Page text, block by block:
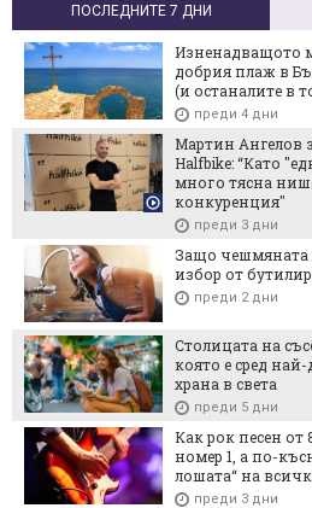
ПОСЛЕДНИТЕ 7 ДНИ
Изненадващото
добрия плаж в
(и останалите в
преди 4 дни
Мартин Ангелов
Halfbike: “Като
много тясна
конкуренция"
преди 3 дни
Защо чешмяната
избор от
преди 2 дни
Столицата на
която е сред
храна в света
преди 5 дни
Как рок песен от
номер 1, а по-
лошата“ на
преди 3 дни